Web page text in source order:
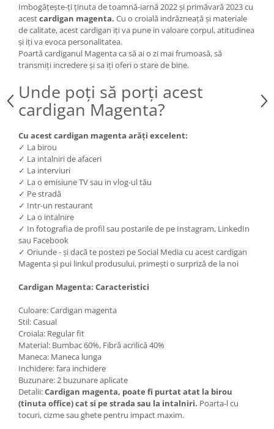
Imbogățește-ți ținuta de toamnă-iarnă 2022 și primăvară 2023 cu
acestcardigan magenta. Cu o croială indrăzneață și materiale
de calitate, acest cardigan iți va pune in valoare corpul, atitudinea
și iți va evoca personalitatea.
Poartă cardiganul Magenta ca să ai o zi mai frumoasă, să
transmiți incredere și sa iți oferi o stare de bine.
Unde poți să porți acest
cardigan Magenta?
Cu acest cardigan magenta arăți excelent:
✓ La birou
✓ La intalniri de afaceri
✓ La interviuri
✓ La o emisiune TV sau in vlog-ul tău
✓ Pe stradă
✓ Intr-un restaurant
✓ La o intalnire
✓ In fotografia de profil sau postarile de pe Instagram, LinkedIn
sau Facebook
✓ Oriunde - și dacă te postezi pe Social Media cu acest cardigan
Magenta și pui linkul produsului, primești o surpriză de la noi
Cardigan Magenta: Caracteristici
Culoare: Cardigan magenta
Stil: Casual
Croiala: Regular fit
Material: Bumbac 60%, Fibră acrilică 40%
Maneca: Maneca lunga
Inchidere: fara inchidere
Buzunare: 2 buzunare aplicate
Detalii:Cardigan magenta, poate fi purtat atat la birou
(tinuta office) cat si pe strada sau la intalniri. Poarta-l cu
tocuri, cizme sau ghete pentru impact maxim.